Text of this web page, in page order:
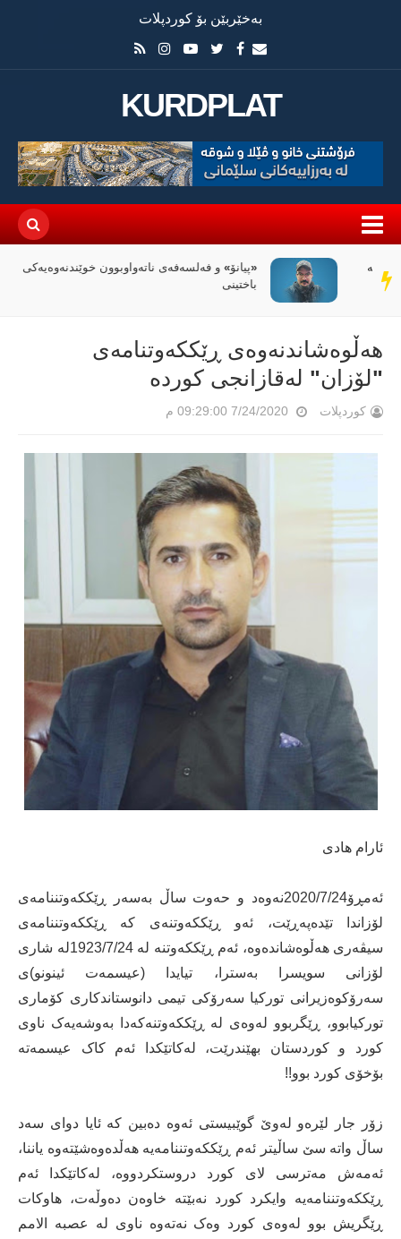
بەخێربێن بۆ کوردپلات
KURDPLAT
سەر
دێڕ
«پیانۆ» و فەلسەفەی ناتەواوبوون خوێندنەوەیەکی
باختینی
هەڵوەشاندنەوەی ڕێککەوتنامەی
"لۆزان" لەقازانجی کوردە
کوردپلات 7/24/2020 09:29:00 م
ئارام هادی
ئەمڕۆ2020/7/24نەوەد و حەوت ساڵ بەسەر ڕێککەوتننامەی
لۆزاندا تێدەپەڕێت، ئەو ڕێککەوتنەی کە ڕێککەوتننامەی
سیڤەری هەڵوەشاندەوە، ئەم ڕێککەوتنە لە 1923/7/24لە شاری
لۆزانی سویسرا بەسترا، تیایدا (عیسمەت ئینونو)ی
سەرۆکوەزیرانی تورکیا سەرۆکی تیمی دانوستاندکاری کۆماری
تورکیابوو، ڕێگربوو لەوەی لە ڕێککەوتنەکەدا بەوشەیەک ناوی
کورد و کوردستان بهێندرێت، لەکاتێکدا ئەم کاک عیسمەتە
بۆخۆی کورد بوو!!
زۆر جار لێرەو لەوێ گوێبیستی ئەوە دەبین کە ئایا دوای سەد
ساڵ واتە سێ ساڵیتر ئەم ڕێککەوتننامەیە هەڵدەوەشێتەوە یاننا،
ئەمەش مەترسی لای کورد دروستکردووە، لەکاتێکدا ئەم
ڕێککەوتننامەیە وایکرد کورد نەبێتە خاوەن دەوڵەت، هاوکات
ڕێگریش بوو لەوەی کورد وەک نەتەوە ناوی لە عصبە الامم